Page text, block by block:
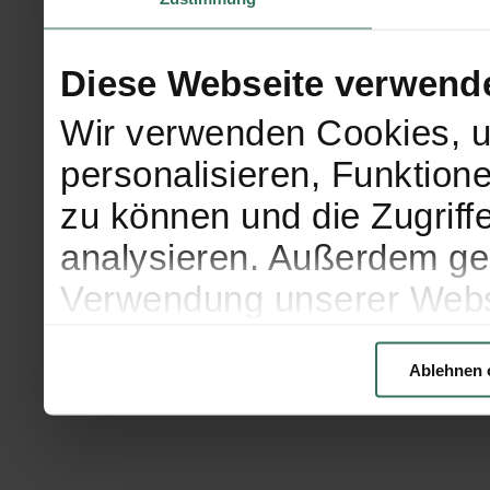
Diese Webseite
Wir verwenden Cookies,
personalisieren,
zu können und die
analysieren. Außerdem
Verwendung unserer
soziale Medien,
Partner führen diese
weiteren Daten
Ablehnen